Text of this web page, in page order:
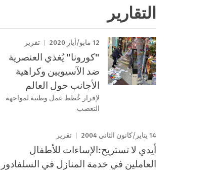
التقارير
12 مايو/أيار 2020 تقرير
"كورونا" يُغذي العنصرية
ضد الآسيويين وكراهية
الأجانب حول العالم
لإقرار خُطط عمل وطنية لمواجهة
التعصب
14 يناير/كانون الثاني 2004 تقرير
أيدي لا تستريح:الإساءات للأطفال
العاملين في خدمة المنازل في السلفادور